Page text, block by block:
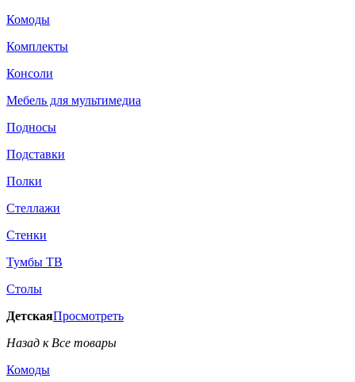
Комоды
Комплекты
Консоли
Мебель для мультимедиа
Подносы
Подставки
Полки
Стеллажи
Стенки
Тумбы ТВ
Столы
ДетскаяПросмотреть
Назад к Все товары
Комоды